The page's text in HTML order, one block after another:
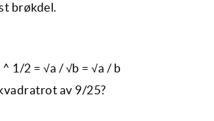
brøkdel.
1/2 = √a / √b = √a / b
av 9/25?